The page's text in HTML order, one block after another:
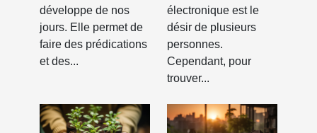
développe de nos
jours. Elle permet de
faire des prédications
et des...
électronique est le
désir de plusieurs
personnes.
Cependant, pour
trouver...